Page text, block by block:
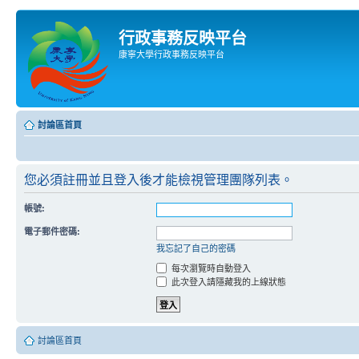
行政事務反映平台
康寧大學行政事務反映平台
討論區首頁
您必須註冊並且登入後才能檢視管理團隊列表。
帳號:
電子郵件密碼:
我忘記了自己的密碼
每次瀏覽時自動登入
此次登入請隱藏我的上線狀態
討論區首頁